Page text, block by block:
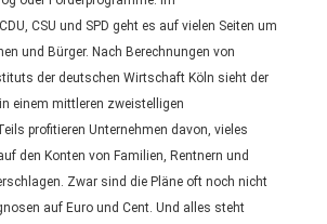
CSU und SPD geht es auf vielen Seiten um
und Bürger. Nach Berechnungen von
der deutschen Wirtschaft Köln sieht der
einem mittleren zweistelligen
profitieren Unternehmen davon, vieles
den Konten von Familien, Rentnern und
Zwar sind die Pläne oft noch nicht
auf Euro und Cent. Und alles steht